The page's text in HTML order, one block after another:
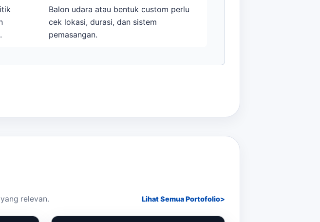
Balon udara atau bentuk custom perlu
cek lokasi, durasi, dan sistem
pemasangan.
relevan. Lihat Semua Portofolio